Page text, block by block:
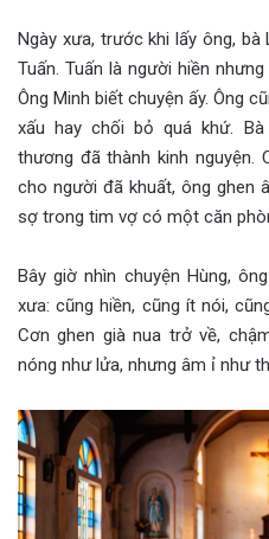
Ngày xưa, trước khi lấy ông,
Tuấn. Tuấn là người hiền
Ông Minh biết chuyện ấy. Ông
xấu hay chối bỏ quá khứ.
thương đã thành kinh nguyện.
cho người đã khuất, ông ghen
sợ trong tim vợ có một căn
Bây giờ nhìn chuyện Hùng,
xưa: cũng hiền, cũng ít nói,
Cơn ghen già nua trở về,
nóng như lửa, nhưng âm ỉ như